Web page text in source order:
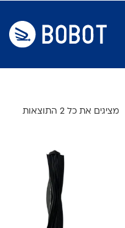
מציגים את כל ⁦2⁩ התוצאות